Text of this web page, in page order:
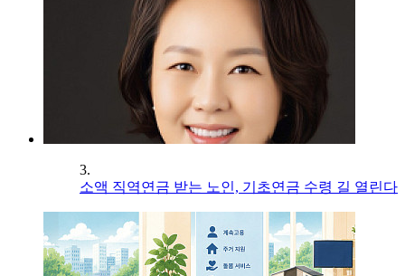
3.
소액 직역연금 받는 노인, 기초연금 수령 길 열린다